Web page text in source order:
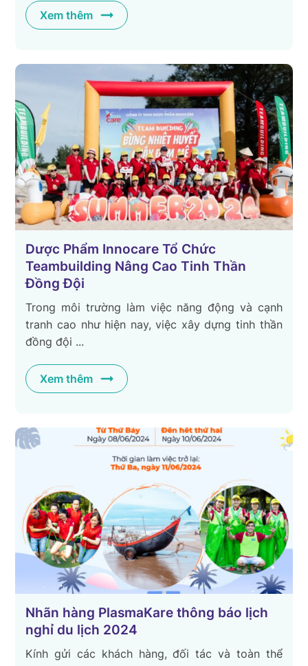
Xem thêm
Dược Phẩm Innocare Tổ Chức
Teambuilding Nâng Cao Tinh Thần
Đồng Đội
Trong môi trường làm việc năng động và cạnh
tranh cao như hiện nay, việc xây dựng tinh thần
đồng đội ...
Xem thêm
Nhãn hàng PlasmaKare thông báo lịch
nghỉ du lịch 2024
Kính gửi các khách hàng, đối tác và toàn thể